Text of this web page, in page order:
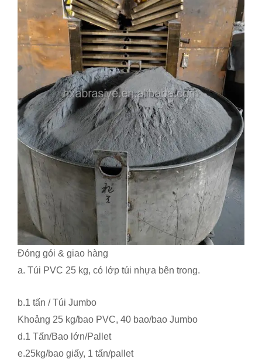
Đóng gói & giao hàng
a. Túi PVC 25 kg, có lớp túi nhựa bên trong.
b.1 tấn / Túi Jumbo
Khoảng 25 kg/bao PVC, 40 bao/bao Jumbo
d.1 Tấn/Bao lớn/Pallet
e.25kg/bao giấy, 1 tấn/pallet